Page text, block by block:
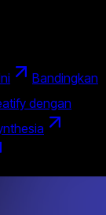
Bandingkan
dengan